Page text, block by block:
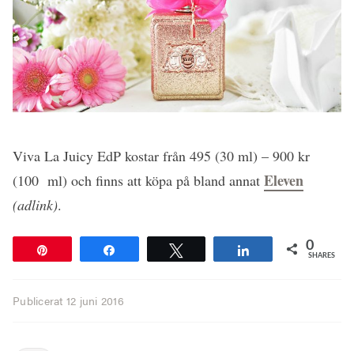
Viva La Juicy EdP kostar från 495 (30 ml) – 900 kr
(100 ml) och finns att köpa på bland annat Eleven
(adlink).
Share 0
SHARES
Publicerat 12 juni 2016